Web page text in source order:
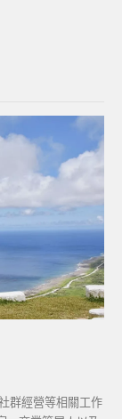
群經營等相關工作